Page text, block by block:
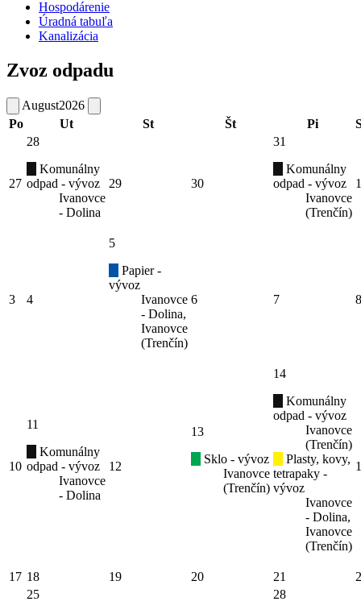
Hospodárenie
Úradná tabuľa
Kanalizácia
Zvoz odpadu
August2026
Po
Ut St Št Pi
27
28
Komunálny
odpad - vývoz
Ivanovce
- Dolina
29 30
31
Komunálny
odpad - vývoz
Ivanovce
(Trenčín)
1
3 4
5
Papier -
vývoz
Ivanovce
- Dolina,
Ivanovce
(Trenčín)
6 7 8
10
11
Komunálny
odpad - vývoz
Ivanovce
- Dolina
12
13
Sklo - vývoz
Ivanovce
(Trenčín)
14
Komunálny
odpad - vývoz
Ivanovce
(Trenčín)
Plasty, kovy,
tetrapaky -
vývoz
Ivanovce
- Dolina,
Ivanovce
(Trenčín)
17 18 19 20 21
25
28